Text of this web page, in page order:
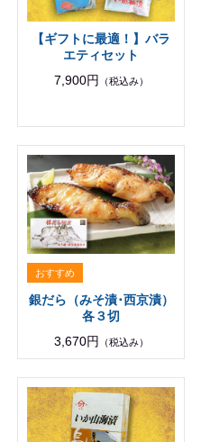
【ギフトに最適！】バラ
エティセット
7,900円
（税込み）
銀だら（みそ漬･西京漬）
各３切
3,670円
（税込み）